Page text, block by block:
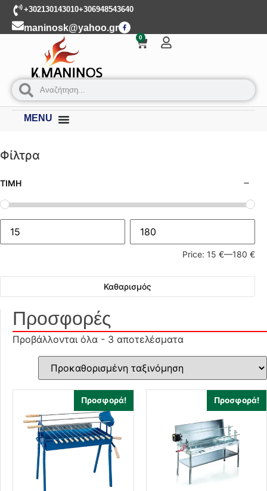
+302130143010+306948543640
maninosk@yahoo.gr
0
MENU
Φίλτρα
ΤΙΜΉ
Price: 15 €—180 €
Καθαρισμός
Προσφορές
Προβάλλονται όλα - 3 αποτελέσματα
Προσφορά! Προσφορά!